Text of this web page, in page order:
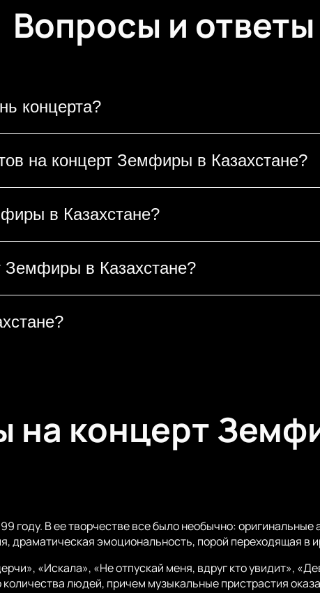
Вопросы и ответы
концерта?
будут доступны к покупке в день концерта.
так как ожидается аншлаг и
на концерт Земфиры в Казахстане?
в Казахстане уже открыта! Рекомендуем
раскупались очень быстро.
в Казахстане?
и расположения мест. Актуальную
арены.
Земфиры в Казахстане?
в разделе "Билеты". Для покупки
информацию и оплатить удобным способом.
на концерт
году. В ее творчестве все было необычно: оригинальные
драматическая эмоциональность, порой переходящая в
«Искала», «Не отпускай меня, вдруг кто увидит»,
людей, причем музыкальные пристрастия